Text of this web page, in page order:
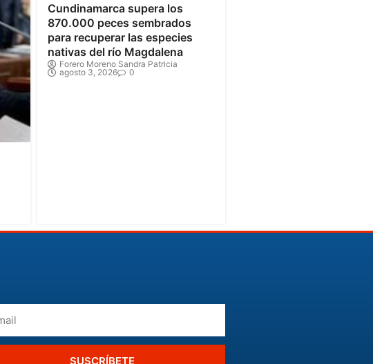
Cundinamarca supera los
870.000 peces sembrados
para recuperar las especies
nativas del río Magdalena
Forero Moreno Sandra Patricia
agosto 3, 2026
0
SUSCRÍBETE